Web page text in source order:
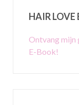
HAIR LOVE
Ontvang mijn
E-Book!